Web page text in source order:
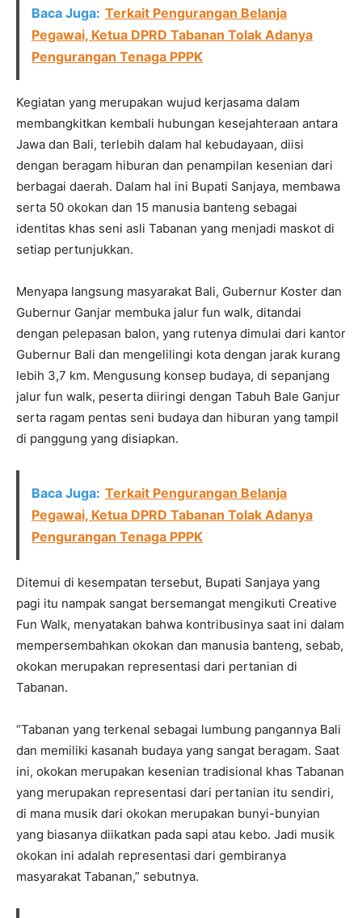
Baca Juga: Terkait Pengurangan Belanja
Pegawai, Ketua DPRD Tabanan Tolak Adanya
Pengurangan Tenaga PPPK
Kegiatan yang merupakan wujud kerjasama dalam
membangkitkan kembali hubungan kesejahteraan antara
Jawa dan Bali, terlebih dalam hal kebudayaan, diisi
dengan beragam hiburan dan penampilan kesenian dari
berbagai daerah. Dalam hal ini Bupati Sanjaya, membawa
serta 50 okokan dan 15 manusia banteng sebagai
identitas khas seni asli Tabanan yang menjadi maskot di
setiap pertunjukkan.
Menyapa langsung masyarakat Bali, Gubernur Koster dan
Gubernur Ganjar membuka jalur fun walk, ditandai
dengan pelepasan balon, yang rutenya dimulai dari kantor
Gubernur Bali dan mengelilingi kota dengan jarak kurang
lebih 3,7 km. Mengusung konsep budaya, di sepanjang
jalur fun walk, peserta diiringi dengan Tabuh Bale Ganjur
serta ragam pentas seni budaya dan hiburan yang tampil
di panggung yang disiapkan.
Baca Juga: Terkait Pengurangan Belanja
Pegawai, Ketua DPRD Tabanan Tolak Adanya
Pengurangan Tenaga PPPK
Ditemui di kesempatan tersebut, Bupati Sanjaya yang
pagi itu nampak sangat bersemangat mengikuti Creative
Fun Walk, menyatakan bahwa kontribusinya saat ini dalam
mempersembahkan okokan dan manusia banteng, sebab,
okokan merupakan representasi dari pertanian di
Tabanan.
“Tabanan yang terkenal sebagai lumbung pangannya Bali
dan memiliki kasanah budaya yang sangat beragam. Saat
ini, okokan merupakan kesenian tradisional khas Tabanan
yang merupakan representasi dari pertanian itu sendiri,
di mana musik dari okokan merupakan bunyi-bunyian
yang biasanya diikatkan pada sapi atau kebo. Jadi musik
okokan ini adalah representasi dari gembiranya
masyarakat Tabanan,” sebutnya.